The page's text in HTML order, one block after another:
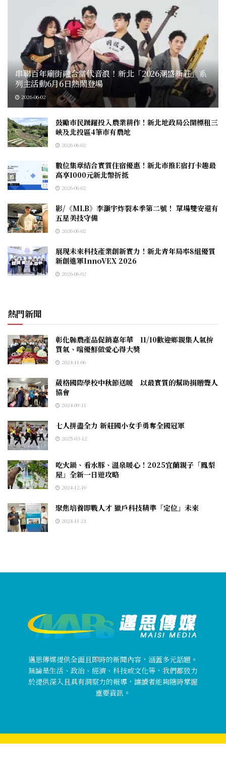
串聯百年廟街融合當代音浪！新北「2026潮盛新莊」系
列主活動6月6日熱鬧登場
2026-06-02
鼓勵市民踴躍投入農業耕作！新北地政局公開標租三
峽及北投區4筆市有農地
2026-06-02
數位集章結合實質住宿優惠！新北市推E宿打卡趣最
高享1000元新北幣折抵
2026-06-02
影/《MLB》李灝宇炸裂本季第二號！ 單場雙安還有
五星美技守備
2026-06-02
展現未來科技產業創新實力！新北青年局率8組優質
新創進軍InnoVEX 2026
2026-06-02
熱門新聞
彰化縣農產品促銷嘉年華 11/10歡迎鄉親集人氣拚
買氣、嚐優鮮做愛心得大獎
2024-11-06
葳格國際學校中秋節送暖 以最實質的幫助捐贈聾人
協會
2024-09-11
七人拼盡全力 新莊國小女手勇奪全國冠軍
2025-03-12
吃火鍋、看水豚、溫泉暖心！2025宜蘭親子「鳳梨
屋」全新一日遊攻略
2024-12-19
聚焦培養即戰人才 獵戶科技精準「定位」未來
2024-11-21
邁思傳媒提供全面且即時的新聞內容，涵蓋多元話題。
無論是生活、政治、經濟、科技或文化等，我們都致力
於提供深入且具有洞察力的報導，讓讀者能夠隨時掌握
重要資訊。